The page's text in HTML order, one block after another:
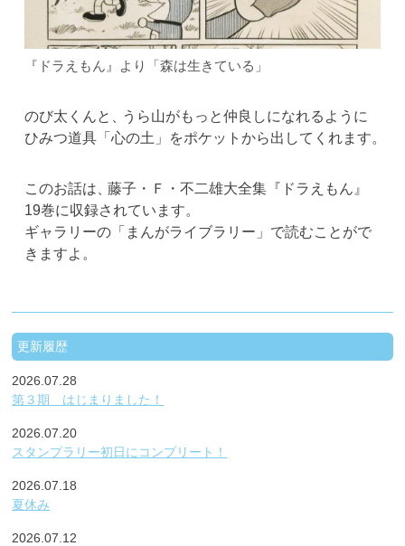
『ドラえもん』より「森は生きている 」
のび太くんと 、
うら山がもっと仲良しになれるように
ひみつ道具「心の土」をポケットから出してくれます。
このお話は、 藤子・Ｆ・不二雄大全集『ドラえもん』
19巻に収録されています。
ギャラリーの「まんがライブラリー」で読むことがで
きますよ 。
更新履歴
2026.07.28
第３期 はじまりました！
2026.07.20
スタンプラリー初日にコンプリート！
2026.07.18
夏休み
2026.07.12